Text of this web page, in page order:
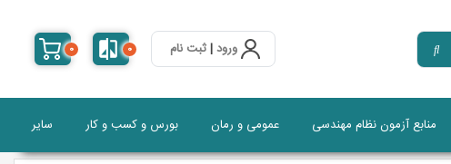
ورود|ثبت نام 0
0
منابع آزمون نظام مهندسی عمومی و رمان بورس و کسب و کار سایر